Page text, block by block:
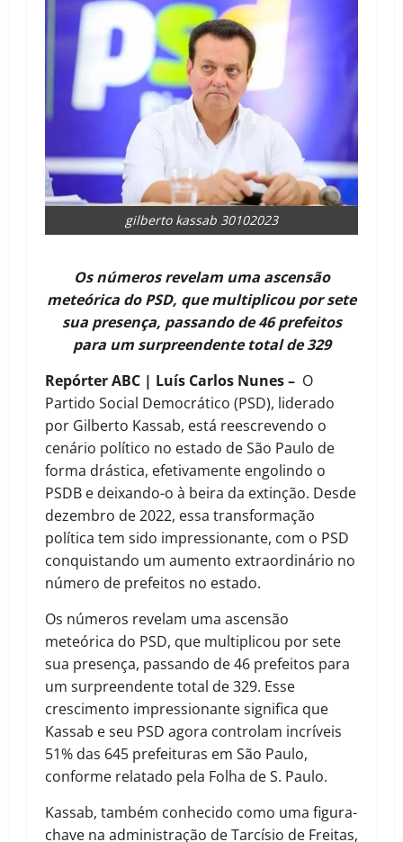
gilberto kassab 30102023
Os números revelam uma ascensão
meteórica do PSD, que multiplicou por sete
sua presença, passando de 46 prefeitos
para um surpreendente total de 329
Repórter ABC | Luís Carlos Nunes – O
Partido Social Democrático (PSD), liderado
por Gilberto Kassab, está reescrevendo o
cenário político no estado de São Paulo de
forma drástica, efetivamente engolindo o
PSDB e deixando-o à beira da extinção. Desde
dezembro de 2022, essa transformação
política tem sido impressionante, com o PSD
conquistando um aumento extraordinário no
número de prefeitos no estado.
Os números revelam uma ascensão
meteórica do PSD, que multiplicou por sete
sua presença, passando de 46 prefeitos para
um surpreendente total de 329. Esse
crescimento impressionante significa que
Kassab e seu PSD agora controlam incríveis
51% das 645 prefeituras em São Paulo,
conforme relatado pela Folha de S. Paulo.
Kassab, também conhecido como uma figura-
chave na administração de Tarcísio de Freitas,